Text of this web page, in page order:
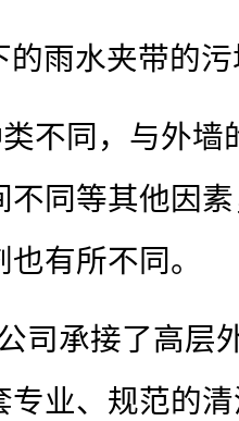
雨水夹带的污
同，与外墙
不同等其他因
有所不同。
司承接了高层
专业、规范的